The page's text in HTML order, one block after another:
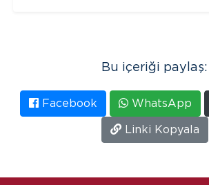
Bu içeriği paylaş:
Facebook WhatsApp
Linki Kopyala